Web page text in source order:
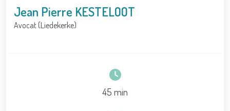
Jean Pierre KESTELOOT
Avocat (Liedekerke)
45 min